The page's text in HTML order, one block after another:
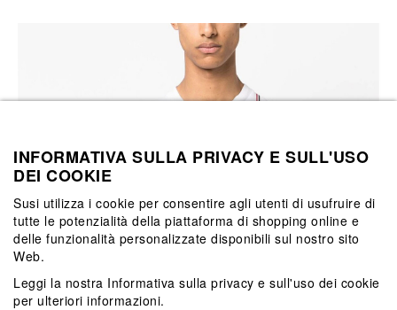
INFORMATIVA SULLA PRIVACY E SULL'USO
DEI COOKIE
Susi utilizza i cookie per consentire agli utenti di usufruire di
tutte le potenzialità della piattaforma di shopping online e
delle funzionalità personalizzate disponibili sul nostro sito
Web.
Leggi la nostra Informativa sulla privacy e sull'uso dei cookie
per ulteriori informazioni.